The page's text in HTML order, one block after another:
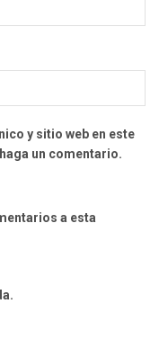
y sitio web en este
un comentario.
a esta